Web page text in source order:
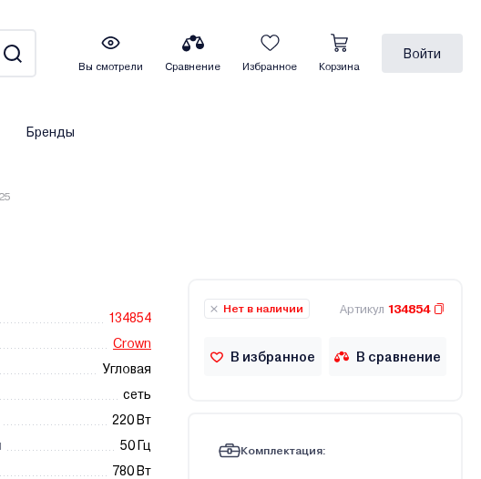
Вы смотрели Сравнение Избранное Корзина
Войти
Бренды
134854
Crown
Угловая
сеть
220 Вт
50 Гц
780 Вт
Нет в наличии Артикул 134854
В избранное В сравнение
Комплектация: